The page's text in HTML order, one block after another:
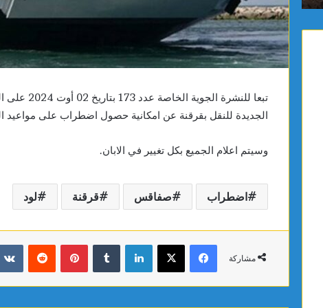
الجديدة للنقل بقرقنة عن امكانية حصول اضطراب على مواعيد السفرات
وسيتم اعلام الجميع بكل تغيير في الابان.
اضطراب صفاقس قرقنة لود
مشاركة
فيسبوكX لينكدإن بينتيريست
بداية